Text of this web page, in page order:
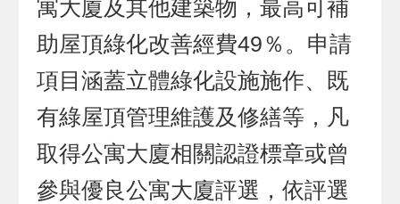
寓大廈及其他建築物，最高可補
助屋頂綠化改善經費49％。申請
項目涵蓋立體綠化設施施作、既
有綠屋頂管理維護及修繕等，凡
取得公寓大廈相關認證標章或曾
參與優良公寓大廈評選，依評選